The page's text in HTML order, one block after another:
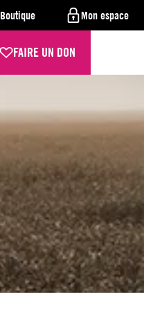
Boutique Mon espace
FAIRE UN DON